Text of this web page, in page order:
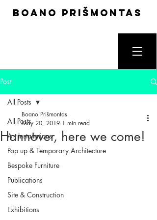
boano prišmontas
Post
All Posts
Art Installations
Pop up & Temporary Architecture
Bespoke Furniture
Publications
Site & Construction
Exhibitions
All Posts
Hannover, here we come!
Boano Prišmontas
May 20, 2019 1 min read